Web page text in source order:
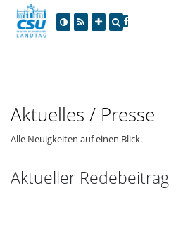
Aktuelles / Presse
Alle Neuigkeiten auf einen Blick.
Aktueller Redebeitrag